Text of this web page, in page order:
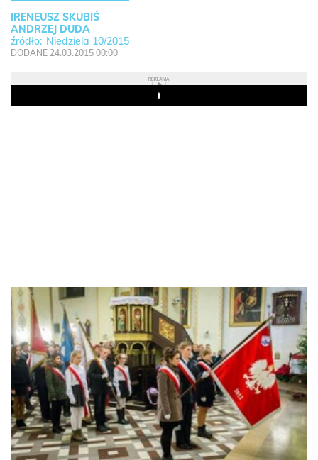
IRENEUSZ SKUBIŚ
ANDRZEJ DUDA
Niedziela 10/2015
DODANE 24.03.2015 00:00
REKLAMA
Play